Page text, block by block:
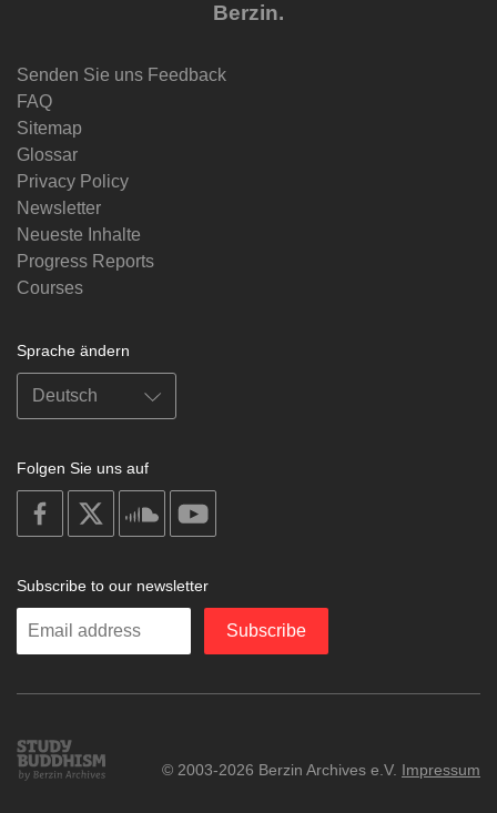
Berzin.
Senden Sie uns Feedback
FAQ
Sitemap
Glossar
Privacy Policy
Newsletter
Neueste Inhalte
Progress Reports
Courses
Sprache ändern
Folgen Sie uns auf
on
facebook
soundcloud
Subscribe to our newsletter
Enter
Subscribe
Study
Buddhism
© 2003-2026 Berzin Archives e.V. Impressum